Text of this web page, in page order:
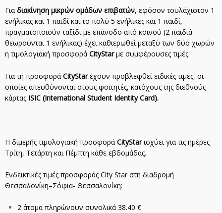
Για διακίνηση μικρών ομάδων επιβατών, εφόσον τουλάχιστον 1
ενήλικας και 1 παιδί και το πολύ 5 ενήλικες και 1 παιδί,
πραγματοποιούν ταξίδι με επάνοδο από κοινού (2 παιδιά
θεωρούνται 1 ενήλικας) έχει καθιερωθεί μεταξύ των δύο χωρών
η τιμολογιακή προσφορά CityStarμε συμφέρουσες τιμές.
Για τη προσφορά CityStarέχουν προβλεφθεί ειδικές τιμές, οι
οποίες απευθύνονται στους φοιτητές, κατόχους της διεθνούς
κάρτας ISIC (International Student Identity Card).
Η διμερής τιμολογιακή προσφορά CityStarισχύει για τις ημέρες
Τρίτη, Τετάρτη και Πέμπτη κάθε εβδομάδας.
Ενδεικτικές τιμές προσφοράς City Star στη διαδρομή
Θεσσαλονίκη–Σόφια- Θεσσαλονίκη:
2 άτομα πληρώνουν συνολικά 38.40 €